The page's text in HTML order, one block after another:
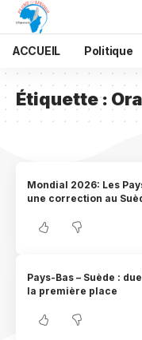
ACCUEIL Politique
Étiquette :
Mondial 2026: Les
une correction au
Pays-Bas – Suède :
la première place